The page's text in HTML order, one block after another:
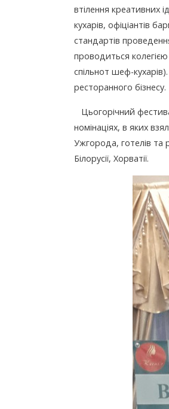
втілення креативних
кухарів, офіціантів
стандартів
проводиться колегією
спільнот шеф-
ресторанного бізнесу.
Цьогорічний
номінаціях, в яких
Ужгорода, готелів та
Білорусії, Хорватії.